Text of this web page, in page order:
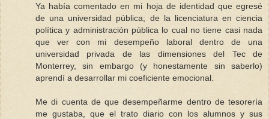
Ya había comentado en mi hoja de identidad que egresé
de una universidad pública; de la licenciatura en ciencia
política y administración pública lo cual no tiene casi nada
que ver con mi desempeño laboral dentro de una
universidad privada de las dimensiones del Tec de
Monterrey, sin embargo (y honestamente sin saberlo)
aprendí a desarrollar mi coeficiente emocional.
Me di cuenta de que desempeñarme dentro de tesorería
me gustaba, que el trato diario con los alumnos y sus